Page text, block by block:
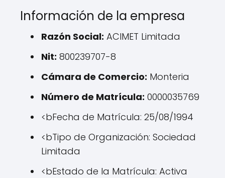
Información de la empresa
Razón Social: ACIMET Limitada
Nit: 800239707-8
Cámara de Comercio: Monteria
Número de Matrícula: 0000035769
<bFecha de Matrícula: 25/08/1994
<bTipo de Organización: Sociedad
Limitada
<bEstado de la Matrícula: Activa